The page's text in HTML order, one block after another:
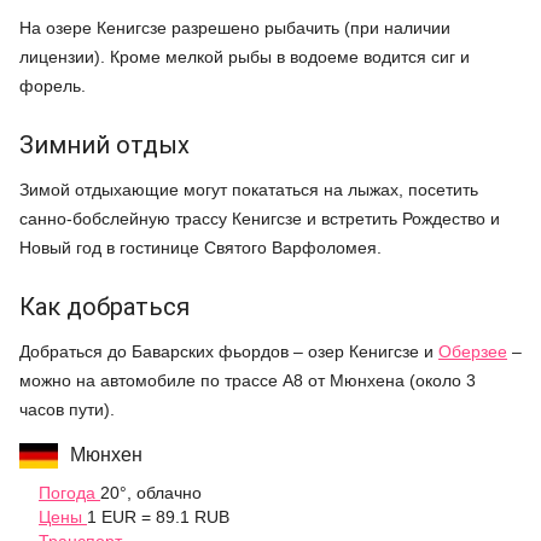
На озере Кенигсзе разрешено рыбачить (при наличии
лицензии). Кроме мелкой рыбы в водоеме водится сиг и
форель.
Зимний отдых
Зимой отдыхающие могут покататься на лыжах, посетить
санно-бобслейную трассу Кенигсзе и встретить Рождество и
Новый год в гостинице Святого Варфоломея.
Как добраться
Добраться до Баварских фьордов – озер Кенигсзе и Оберзее –
можно на автомобиле по трассе А8 от Мюнхена (около 3
часов пути).
Мюнхен
Погода 20°, облачно
Цены 1 EUR = 89.1 RUB